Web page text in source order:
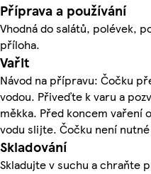
Příprava a používání
Vhodná do salátů, polévek,
příloha.
Vařit
Návod na přípravu: Čočku
vodou. Přiveďte k varu a
měkka. Před koncem vaření
vodu slijte. Čočku není
Skladování
Skladujte v suchu a chraňte